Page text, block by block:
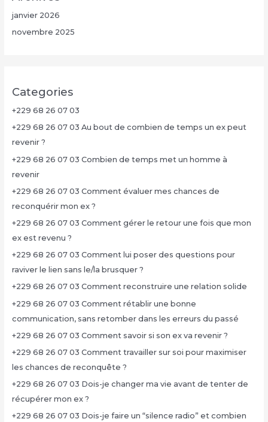
janvier 2026
novembre 2025
Categories
+229 68 26 07 03
+229 68 26 07 03 Au bout de combien de temps un ex peut
revenir ?
+229 68 26 07 03 Combien de temps met un homme à
revenir
+229 68 26 07 03 Comment évaluer mes chances de
reconquérir mon ex ?
+229 68 26 07 03 Comment gérer le retour une fois que mon
ex est revenu ?
+229 68 26 07 03 Comment lui poser des questions pour
raviver le lien sans le/la brusquer ?
+229 68 26 07 03 Comment reconstruire une relation solide
+229 68 26 07 03 Comment rétablir une bonne
communication, sans retomber dans les erreurs du passé
+229 68 26 07 03 Comment savoir si son ex va revenir ?
+229 68 26 07 03 Comment travailler sur soi pour maximiser
les chances de reconquête ?
+229 68 26 07 03 Dois-je changer ma vie avant de tenter de
récupérer mon ex ?
+229 68 26 07 03 Dois-je faire un “silence radio” et combien